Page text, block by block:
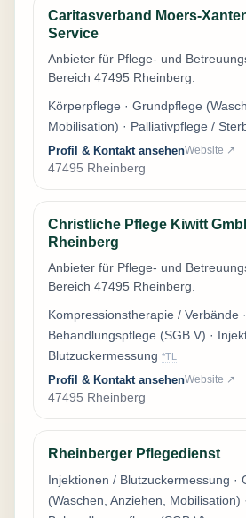
Caritasverband Moers-
Service
Anbieter für Pflege- und
Bereich 47495 Rheinberg.
Körperpflege · Grundpflege
Mobilisation) · Palliativpflege /
Profil & Kontakt ansehenWebsite ↗
47495 Rheinberg
Christliche Pflege Kiwitt
Rheinberg
Anbieter für Pflege- und
Bereich 47495 Rheinberg.
Kompressionstherapie / Verbände ·
Behandlungspflege (SGB V) ·
Blutzuckermessung *TL
Profil & Kontakt ansehenWebsite ↗
47495 Rheinberg
Rheinberger Pflegedienst
Injektionen / Blutzuckermessung ·
(Waschen, Anziehen, Mobilisation) ·